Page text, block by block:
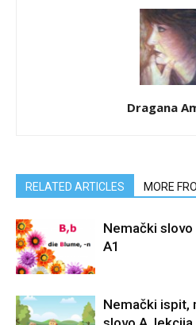
Dragana
RELATED ARTICLES MORE
Nemački
A1
Nemački ispit,